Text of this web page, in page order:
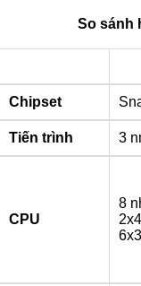
So sánh
Chipset
Tiến trình 3
CPU
8